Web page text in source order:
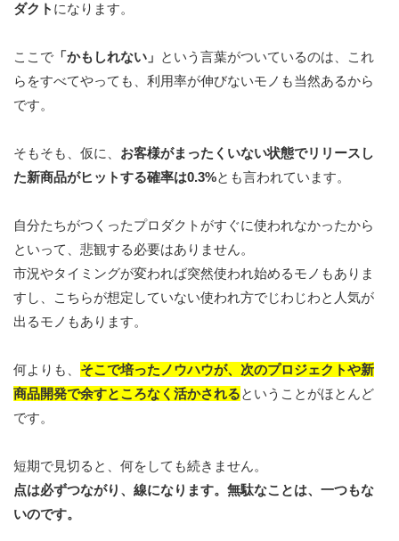
ダクト になります。
ここで 「かもしれない」 という言葉がついているのは、これ
らをすべてやっても、利用率が伸びないモノも当然あるから
です。
そもそも、仮に、 お客様がまったくいない状態でリリースし
た新商品がヒットする確率は0.3%とも言われています。
自分たちがつくったプロダクトがすぐに使われなかったから
といって、悲観する必要はありません。
市況やタイミングが変われば突然使われ始めるモノもありま
すし、こちらが想定していない使われ方でじわじわと人気が
出るモノもあります。
何よりも、 そこで培ったノウハウが、次のプロジェクトや新
商品開発で余すところなく活かされるということがほとんど
です。
短期で見切ると、何をしても続きません。
点は必ずつながり、線になります。 無駄なことは、一つもな
いのです。